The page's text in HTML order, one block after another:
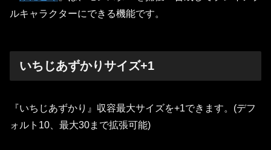
ルキャラクターにできる機能です。
いちじあずかりサイズ+1
『いちじあずかり』収容最大サイズを+1できます。(デフ
ォルト10、最大30まで拡張可能)